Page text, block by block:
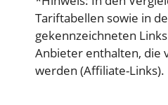
Tariftabellen sowie in
gekennzeichneten
Anbieter enthalten, die
werden (Affiliate-Links).